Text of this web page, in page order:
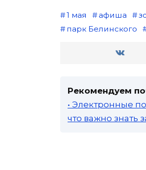
1 мая афиша
парк Белинского
Рекомендуем
• Электронные
что важно знать